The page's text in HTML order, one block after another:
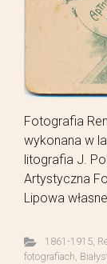
Fotografia
wykonana w
litografia J.
Artystyczna
Lipowa
1861-1915,
fotografiach,